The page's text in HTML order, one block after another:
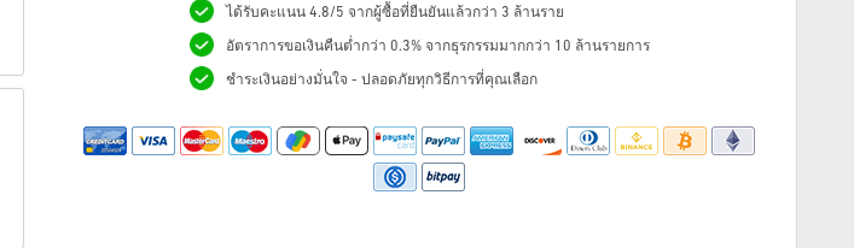
ได้รับคะแนน 4.8/5 จากผู้ซื้อที่ยืนยันแล้วกว่า 3 ล้านราย
อัตราการขอเงินคืนต่ำกว่า 0.3% จากธุรกรรมมากกว่า 10 ล้านรายการ
ชำระเงินอย่างมั่นใจ - ปลอดภัยทุกวิธีการที่คุณเลือก